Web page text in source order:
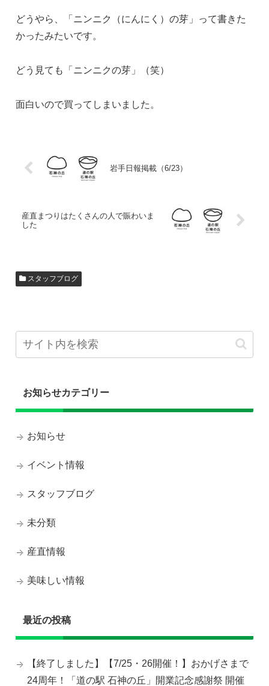
どうやら、「ニンニク（にんにく）の芽」って書きた
かったみたいです。
どう見ても「ニンニクの芽」（笑）
面白いので買ってしまいました。
岩手日報掲載（6/23）
産直まつりはたくさんの人で賑わいま
した
スタッフブログ
お知らせカテゴリー
お知らせ
イベント情報
スタッフブログ
未分類
産直情報
美味しい情報
最近の投稿
【終了しました】【7/25・26開催！】おかげさまで
24周年！「道の駅 石神の丘」開業記念感謝祭 開催